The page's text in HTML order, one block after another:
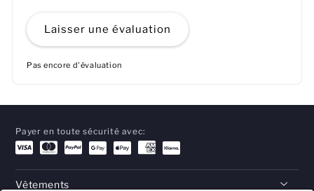
Laisser une évaluation
Pas encore d'évaluation
Payer en toute sécurité avec:
Vêtements